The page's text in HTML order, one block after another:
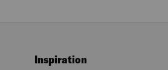
Inspiration